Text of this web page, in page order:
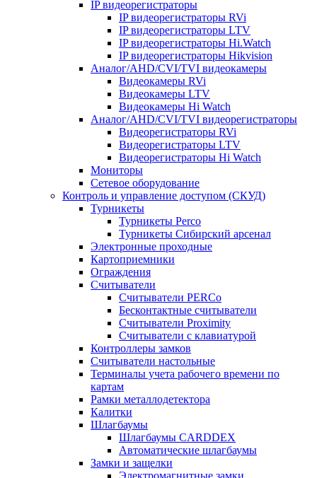
IP видеорегистраторы
IP видеорегистраторы RVi
IP видеорегистраторы LTV
IP видеорегистраторы Hi.Watch
IP видеорегистраторы Hikvision
Аналог/AHD/CVI/TVI видеокамеры
Видеокамеры RVi
Видеокамеры LTV
Видеокамеры Hi Watch
Аналог/AHD/CVI/TVI видеорегистраторы
Видеорегистраторы RVi
Видеорегистраторы LTV
Видеорегистраторы Hi Watch
Мониторы
Сетевое оборудование
Контроль и управление доступом (СКУД)
Турникеты
Турникеты Perco
Турникеты Сибирский арсенал
Электронные проходные
Картоприемники
Ограждения
Считыватели
Считыватели PERCo
Бесконтактные считыватели
Считыватели Proximity
Считыватели с клавиатурой
Контроллеры замков
Считыватели настольные
Терминалы учета рабочего времени по
картам
Рамки металлодетектора
Калитки
Шлагбаумы
Шлагбаумы CARDDEX
Автоматические шлагбаумы
Замки и защелки
Электромагнитные замки